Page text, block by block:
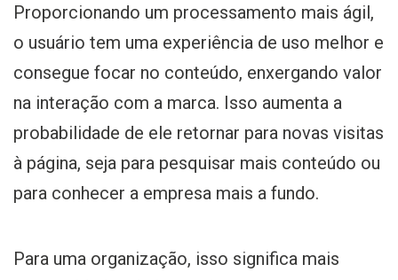
Proporcionando um processamento mais ágil,
o usuário tem uma experiência de uso melhor e
consegue focar no conteúdo, enxergando valor
na interação com a marca. Isso aumenta a
probabilidade de ele retornar para novas visitas
à página, seja para pesquisar mais conteúdo ou
para conhecer a empresa mais a fundo.
Para uma organização, isso significa mais